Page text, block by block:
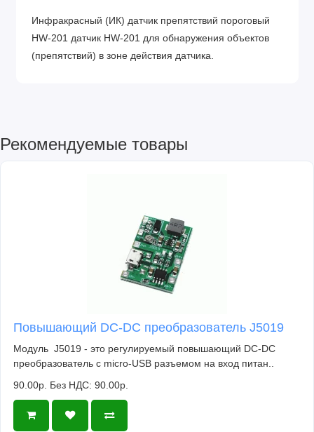
Инфракрасный (ИК) датчик препятствий пороговый
HW-201 датчик HW-201 для обнаружения объектов
(препятствий) в зоне действия датчика.
Рекомендуемые товары
Повышающий DC-DC преобразователь J5019
Модуль J5019 - это регулируемый повышающий DC-DC
преобразователь c micro-USB разъемом на вход питан..
90.00р. Без НДС: 90.00р.